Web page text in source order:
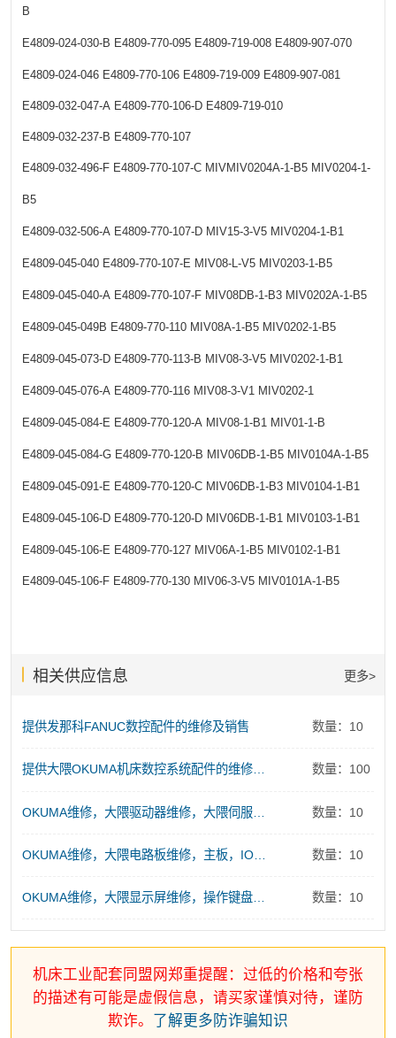
B
E4809-024-030-B E4809-770-095 E4809-719-008 E4809-907-070
E4809-024-046 E4809-770-106 E4809-719-009 E4809-907-081
E4809-032-047-A E4809-770-106-D E4809-719-010
E4809-032-237-B E4809-770-107
E4809-032-496-F E4809-770-107-C MIVMIV0204A-1-B5 MIV0204-1-
B5
E4809-032-506-A E4809-770-107-D MIV15-3-V5 MIV0204-1-B1
E4809-045-040 E4809-770-107-E MIV08-L-V5 MIV0203-1-B5
E4809-045-040-A E4809-770-107-F MIV08DB-1-B3 MIV0202A-1-B5
E4809-045-049B E4809-770-110 MIV08A-1-B5 MIV0202-1-B5
E4809-045-073-D E4809-770-113-B MIV08-3-V5 MIV0202-1-B1
E4809-045-076-A E4809-770-116 MIV08-3-V1 MIV0202-1
E4809-045-084-E E4809-770-120-A MIV08-1-B1 MIV01-1-B
E4809-045-084-G E4809-770-120-B MIV06DB-1-B5 MIV0104A-1-B5
E4809-045-091-E E4809-770-120-C MIV06DB-1-B3 MIV0104-1-B1
E4809-045-106-D E4809-770-120-D MIV06DB-1-B1 MIV0103-1-B1
E4809-045-106-E E4809-770-127 MIV06A-1-B5 MIV0102-1-B1
E4809-045-106-F E4809-770-130 MIV06-3-V5 MIV0101A-1-B5
相关供应信息 更多>
提供发那科FANUC数控配件的维修及销售 数量：10
提供大隈OKUMA机床数控系统配件的维修及销售服务 数量：100
OKUMA维修，大隈驱动器维修，大隈伺服电源维修 数量：10
OKUMA维修，大隈电路板维修，主板，IO板、存储板、控制板维修 数量：10
OKUMA维修，大隈显示屏维修，操作键盘维修 数量：10
机床工业配套同盟网郑重提醒：过低的价格和夸张
的描述有可能是虚假信息，请买家谨慎对待，谨防
欺诈。
了解更多防诈骗知识